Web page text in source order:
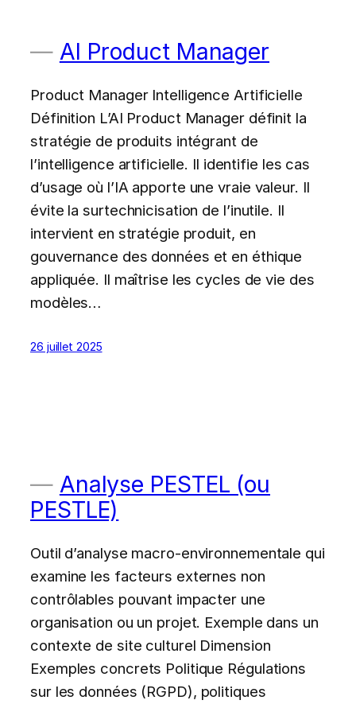
AI Product Manager
Product Manager Intelligence Artificielle
Définition L’AI Product Manager définit la
stratégie de produits intégrant de
l’intelligence artificielle. Il identifie les cas
d’usage où l’IA apporte une vraie valeur. Il
évite la surtechnicisation de l’inutile. Il
intervient en stratégie produit, en
gouvernance des données et en éthique
appliquée. Il maîtrise les cycles de vie des
modèles…
26 juillet 2025
Analyse PESTEL (ou
PESTLE)
Outil d’analyse macro-environnementale qui
examine les facteurs externes non
contrôlables pouvant impacter une
organisation ou un projet. Exemple dans un
contexte de site culturel Dimension
Exemples concrets Politique Régulations
sur les données (RGPD), politiques